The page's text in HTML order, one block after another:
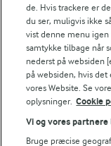
ovnen i ca. 7
sprøde og
Topping
Bland imens
de. Hvis trackere er
du ser, muligvis ikke
vist denne menu
samtykke tilbage når
nederst på websiden
på websiden, hvis
vores Website. Se
oplysninger. Cookie
Vi og vores
Bruge præcise